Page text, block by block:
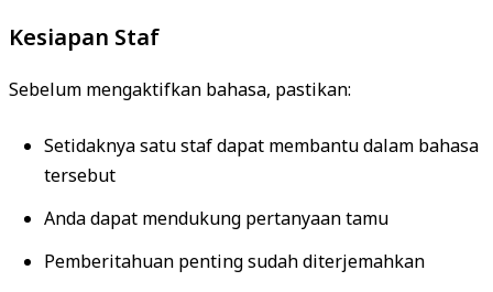
Kesiapan Staf
Sebelum mengaktifkan bahasa, pastikan:
Setidaknya satu staf dapat membantu dalam bahasa
tersebut
Anda dapat mendukung pertanyaan tamu
Pemberitahuan penting sudah diterjemahkan